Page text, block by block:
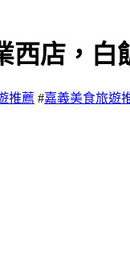
西店，
推薦 #嘉義美食旅遊